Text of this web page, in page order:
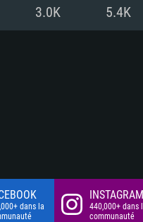
3.0K 5.4K
dans la
INSTAGRAM
440,000+ dans
communauté